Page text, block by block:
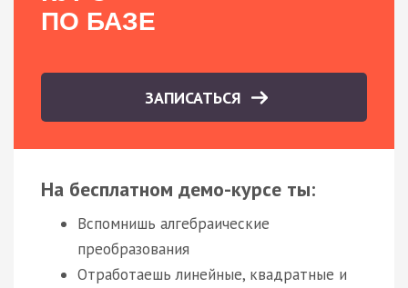
ПО БАЗЕ
ЗАПИСАТЬСЯ
На бесплатном демо-курсе ты:
Вспомнишь алгебраические
преобразования
Отработаешь линейные, квадратные и